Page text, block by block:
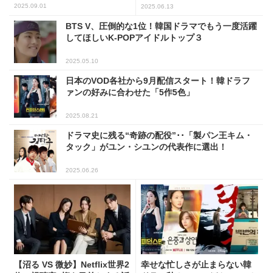
2025.09.01
ン！
2025.06.13
BTS V、圧倒的な1位！韓国ドラマでもう一度活躍
してほしいK-POPアイドルトップ３
2025.05.10
日本のVOD各社から9月配信スタート！韓ドラフ
ァンの好みに合わせた「5作5色」
2025.08.21
ドラマ史に残る“奇跡の配役”･･「製パン王キム・
タック」がユン・シユンの代表作に選出！
2025.06.26
【沼る VS 微妙】Netflix世界2
幸せな忙しさが止まらない韓